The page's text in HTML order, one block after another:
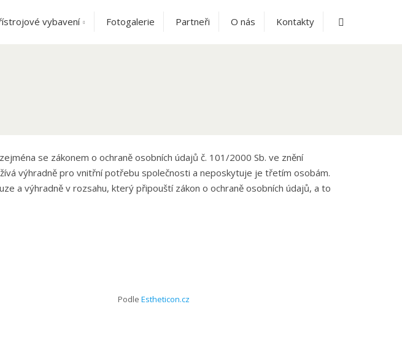
vybavení Fotogalerie Partneři O nás Kontakty
se zákonem o ochraně osobních údajů č. 101/2000 Sb. ve znění
výhradně pro vnitřní potřebu společnosti a neposkytuje je třetím osobám.
a výhradně v rozsahu, který připouští zákon o ochraně osobních údajů, a to
Podle Estheticon.cz